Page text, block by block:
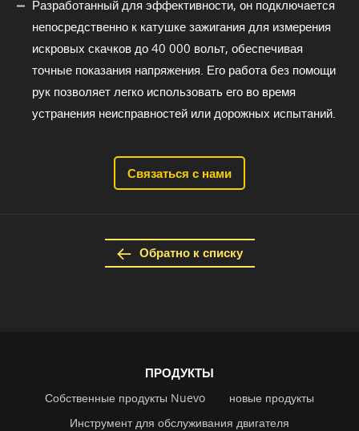
Разработанный для эффективности, он подключается
непосредственно к катушке зажигания для измерения
искровых скачков до 40 000 вольт, обеспечивая
точные показания напряжения. Его работа без помощи
рук позволяет легко использовать его во время
устранения неисправностей или дорожных испытаний.
Связаться с нами
Обратно к списку
ПРОДУКТЫ
Собственные продукты Nuevo
новые продукты
Инструмент для обслуживания двигателя